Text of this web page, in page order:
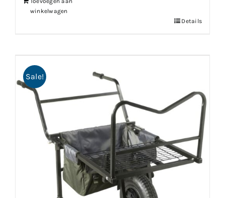
winkelwagen
Details
Sale!